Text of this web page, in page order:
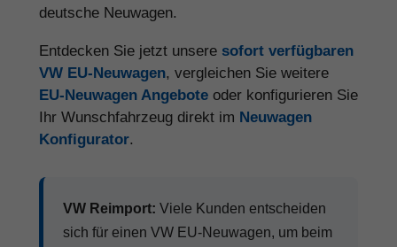
deutsche Neuwagen.
Entdecken Sie jetzt unsere sofort verfügbaren
VW EU-Neuwagen, vergleichen Sie weitere
EU-Neuwagen Angebote oder konfigurieren Sie
Ihr Wunschfahrzeug direkt im Neuwagen
Konfigurator.
VW Reimport: Viele Kunden entscheiden
sich für einen VW EU-Neuwagen, um beim